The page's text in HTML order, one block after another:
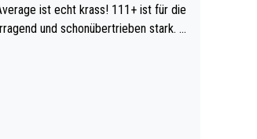
echt krass! 111+ ist für die
und schonübertrieben stark. U